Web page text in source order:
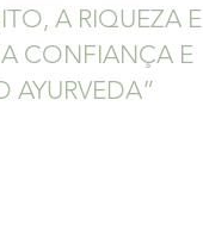
A RIQUEZA E
CONFIANÇA E